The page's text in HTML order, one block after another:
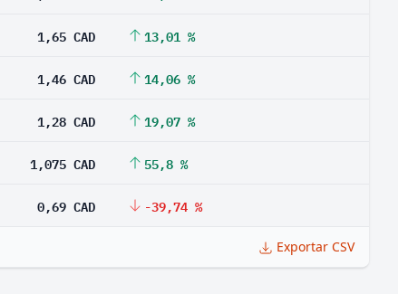
1,65 CAD 13,01 %
1,46 CAD 14,06 %
1,28 CAD 19,07 %
1,075 CAD 55,8 %
0,69 CAD -39,74 %
Exportar CSV